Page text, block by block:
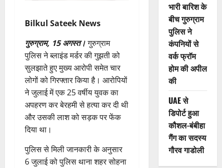
Bilkul Sateek News
गुरुग्राम, 15 अगस्त। गुरुग्राम
पुलिस ने ब्लाइंड मर्डर की गुझती को
सुलझाते हुए मुख्य आरोपी समेत चार
लोगों को गिरफ्तार किया है। आरोपियों
ने जुलाई में एक 25 वर्षीय युवक का
अपहरण कर बेरहमी से हत्या कर दी थी
और उसकी लाश को सड़क पर फेंक
दिया था।
पुलिस से मिली जानकारी के अनुसार
6 जुलाई को पुलिस थाना शहर सोहना
भारी बारिश के
बीच गुरुग्राम
पुलिस ने
कंपनियों से
वर्क फ्रॉम
होम की अपील
की
UAE से
डिपोर्ट हुआ
कौशल-बंबीहा
गैंग का सदस्य
गौरव गाडोली